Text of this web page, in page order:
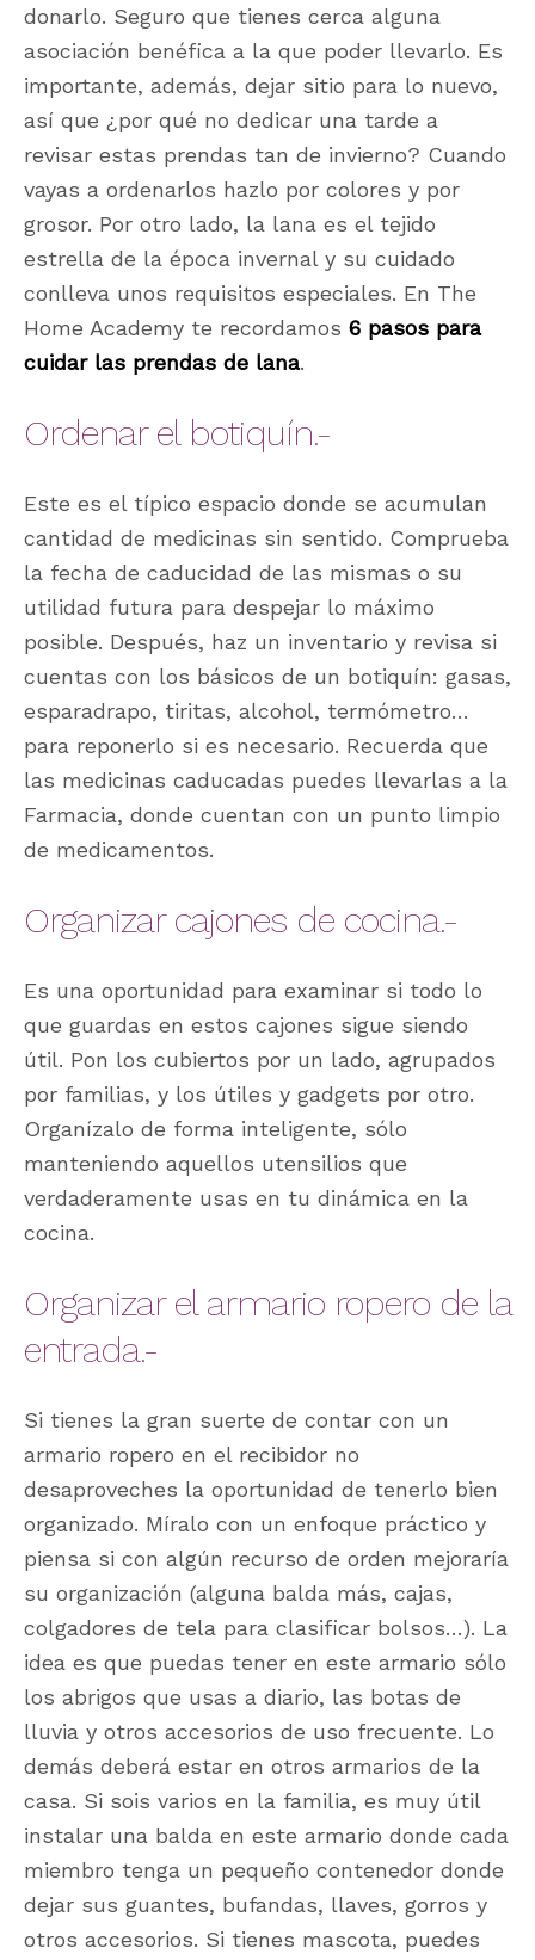
donarlo. Seguro que tienes cerca alguna
asociación benéfica a la que poder llevarlo. Es
importante, además, dejar sitio para lo nuevo,
así que ¿por qué no dedicar una tarde a
revisar estas prendas tan de invierno? Cuando
vayas a ordenarlos hazlo por colores y por
grosor. Por otro lado, la lana es el tejido
estrella de la época invernal y su cuidado
conlleva unos requisitos especiales. En The
Home Academy te recordamos 6 pasos para
cuidar las prendas de lana.
Ordenar el botiquín.-
Este es el típico espacio donde se acumulan
cantidad de medicinas sin sentido. Comprueba
la fecha de caducidad de las mismas o su
utilidad futura para despejar lo máximo
posible. Después, haz un inventario y revisa si
cuentas con los básicos de un botiquín: gasas,
esparadrapo, tiritas, alcohol, termómetro…
para reponerlo si es necesario. Recuerda que
las medicinas caducadas puedes llevarlas a la
Farmacia, donde cuentan con un punto limpio
de medicamentos.
Organizar cajones de cocina.-
Es una oportunidad para examinar si todo lo
que guardas en estos cajones sigue siendo
útil. Pon los cubiertos por un lado, agrupados
por familias, y los útiles y gadgets por otro.
Organízalo de forma inteligente, sólo
manteniendo aquellos utensilios que
verdaderamente usas en tu dinámica en la
cocina.
Organizar el armario ropero de la
entrada.-
Si tienes la gran suerte de contar con un
armario ropero en el recibidor no
desaproveches la oportunidad de tenerlo bien
organizado. Míralo con un enfoque práctico y
piensa si con algún recurso de orden mejoraría
su organización (alguna balda más, cajas,
colgadores de tela para clasificar bolsos…). La
idea es que puedas tener en este armario sólo
los abrigos que usas a diario, las botas de
lluvia y otros accesorios de uso frecuente. Lo
demás deberá estar en otros armarios de la
casa. Si sois varios en la familia, es muy útil
instalar una balda en este armario donde cada
miembro tenga un pequeño contenedor donde
dejar sus guantes, bufandas, llaves, gorros y
otros accesorios. Si tienes mascota, puedes